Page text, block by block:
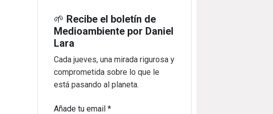
🌱 Recibe el boletín de
Medioambiente por Daniel
Lara
Cada jueves, una mirada rigurosa y
comprometida sobre lo que le
está pasando al planeta.
Añade tu email*